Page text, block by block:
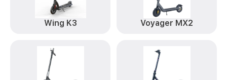
Wing K3 Voyager MX2